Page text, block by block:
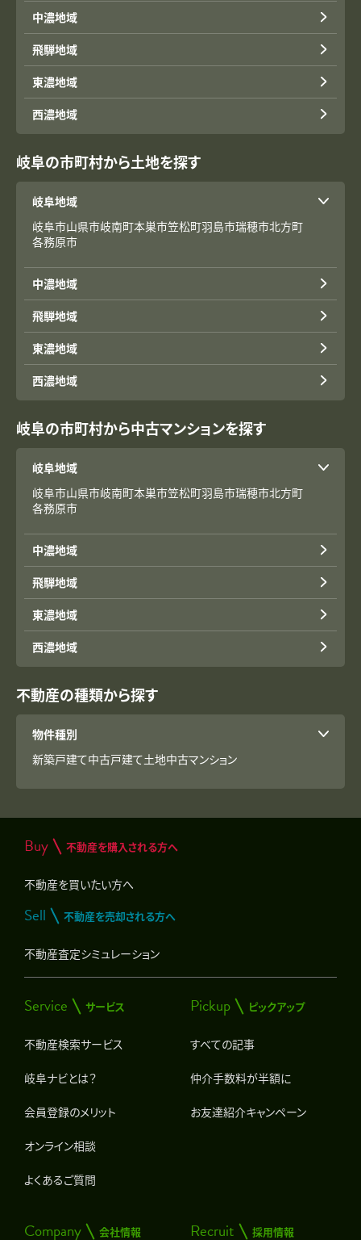
中濃地域
飛騨地域
東濃地域
西濃地域
岐阜の市町村から土地を探す
岐阜地域
岐阜市山県市岐南町本巣市笠松町羽島市瑞穂市北方町
各務原市
中濃地域
飛騨地域
東濃地域
西濃地域
岐阜の市町村から中古マンションを探す
岐阜地域
岐阜市山県市岐南町本巣市笠松町羽島市瑞穂市北方町
各務原市
中濃地域
飛騨地域
東濃地域
西濃地域
不動産の種類から探す
物件種別
新築戸建て中古戸建て土地中古マンション
Buy 不動産を購入される方へ
不動産を買いたい方へ
Sell 不動産を売却される方へ
不動産査定シミュレーション
Service サービス
不動産検索サービス
岐阜ナビとは？
会員登録のメリット
オンライン相談
よくあるご質問
Pickup ピックアップ
すべての記事
仲介手数料が半額に
お友達紹介キャンペーン
Company 会社情報 Recruit 採用情報